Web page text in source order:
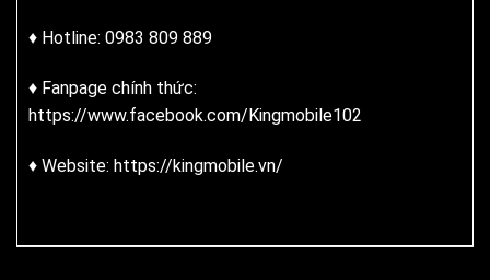
♦ Hotline: 0983 809 889
♦ Fanpage chính thức:
https://www.facebook.com/Kingmobile102
♦ Website: https://kingmobile.vn/